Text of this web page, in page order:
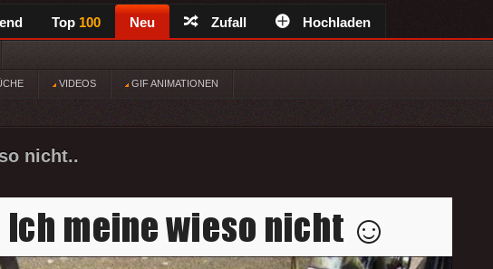
Top 100 Neu Zufall Hochladen
VIDEOS GIF ANIMATIONEN
nicht..